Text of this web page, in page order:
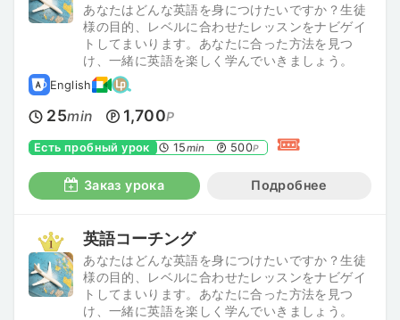
あなたはどんな英語を身につけたいですか？生徒
様の目的、レベルに合わせたレッスンをナビゲイ
トしてまいります。あなたに合った方法を見つ
け、一緒に英語を楽しく学んでいきましょう。
English
25min 1,700P
Есть пробный урок 15min 500P
Заказ урока Подробнее
英語コーチング
あなたはどんな英語を身につけたいですか？生徒
様の目的、レベルに合わせたレッスンをナビゲイ
トしてまいります。あなたに合った方法を見つ
け、一緒に英語を楽しく学んでいきましょう。